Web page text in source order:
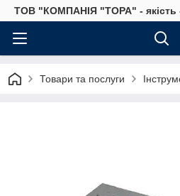
ТОВ "КОМПАНІЯ "ТОРА" - якість -
Товари та послуги